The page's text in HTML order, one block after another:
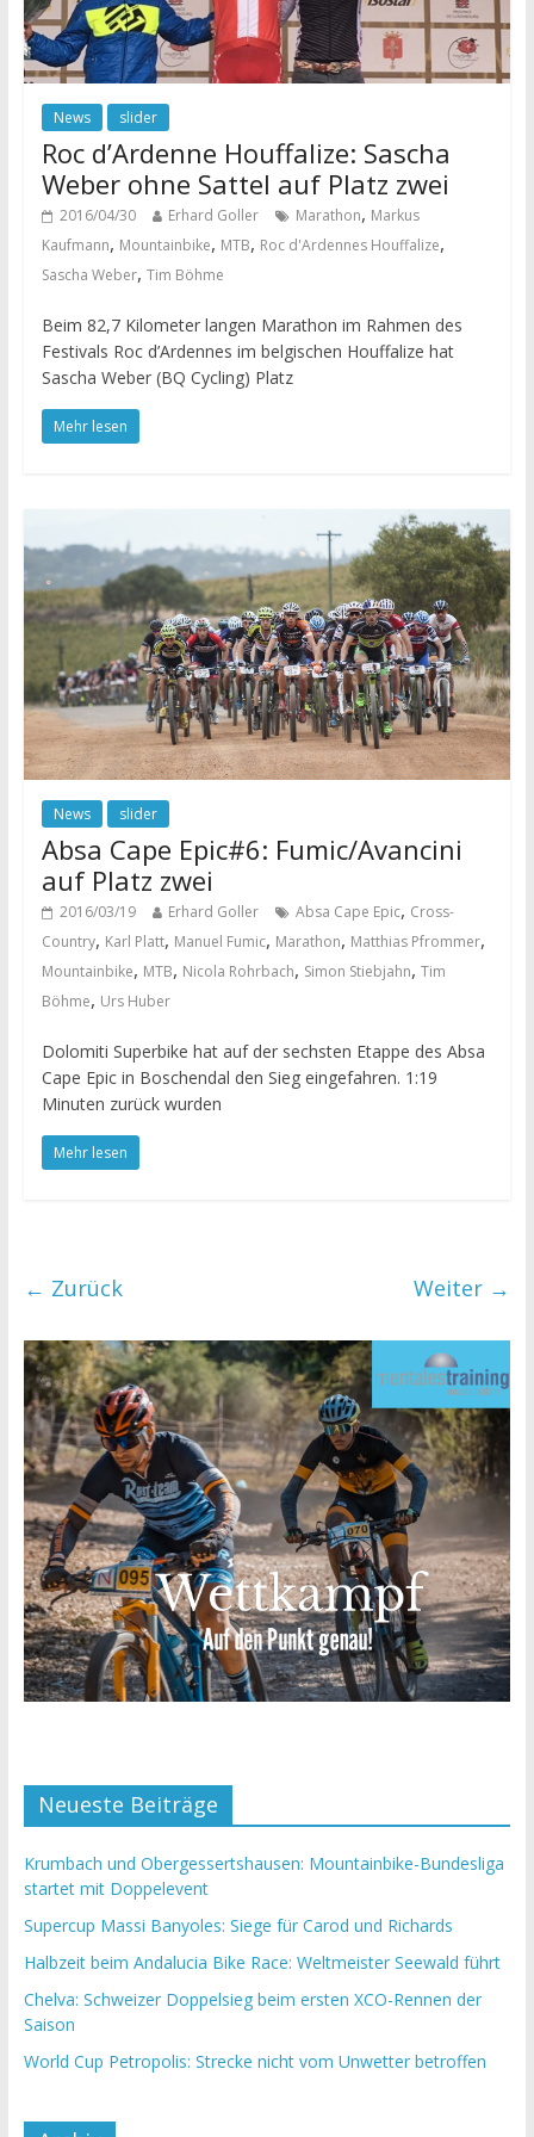
News slider
Roc d’Ardenne Houffalize: Sascha
Weber ohne Sattel auf Platz zwei
2016/04/30 Erhard Goller Marathon, Markus
Kaufmann, Mountainbike, MTB, Roc d'Ardennes Houffalize,
Sascha Weber, Tim Böhme
Beim 82,7 Kilometer langen Marathon im Rahmen des
Festivals Roc d’Ardennes im belgischen Houffalize hat
Sascha Weber (BQ Cycling) Platz
Mehr lesen
News slider
Absa Cape Epic#6: Fumic/Avancini
auf Platz zwei
2016/03/19 Erhard Goller Absa Cape Epic, Cross-
Country, Karl Platt, Manuel Fumic, Marathon, Matthias Pfrommer,
Mountainbike, MTB, Nicola Rohrbach, Simon Stiebjahn, Tim
Böhme, Urs Huber
Dolomiti Superbike hat auf der sechsten Etappe des Absa
Cape Epic in Boschendal den Sieg eingefahren. 1:19
Minuten zurück wurden
Mehr lesen
← Zurück Weiter →
Neueste Beiträge
Krumbach und Obergessertshausen: Mountainbike-Bundesliga
startet mit Doppelevent
Supercup Massi Banyoles: Siege für Carod und Richards
Halbzeit beim Andalucia Bike Race: Weltmeister Seewald führt
Chelva: Schweizer Doppelsieg beim ersten XCO-Rennen der
Saison
World Cup Petropolis: Strecke nicht vom Unwetter betroffen